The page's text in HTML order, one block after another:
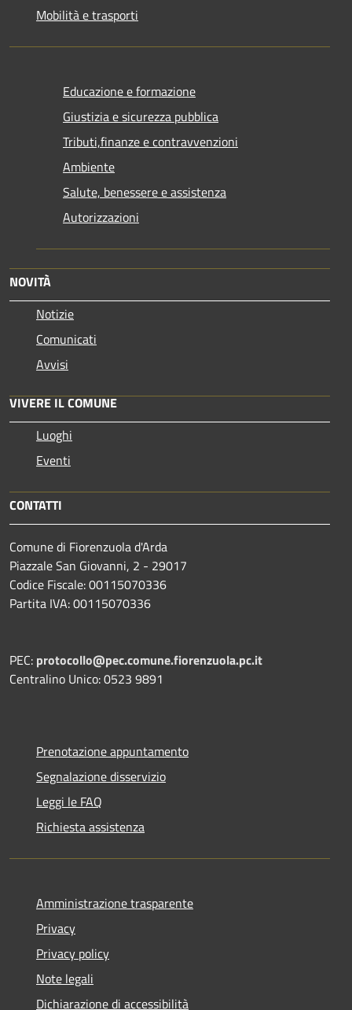
Mobilità e trasporti
Educazione e formazione
Giustizia e sicurezza pubblica
Tributi,finanze e contravvenzioni
Ambiente
Salute, benessere e assistenza
Autorizzazioni
NOVITÀ
Notizie
Comunicati
Avvisi
VIVERE IL COMUNE
Luoghi
Eventi
CONTATTI
Comune di Fiorenzuola d'Arda
Piazzale San Giovanni, 2 - 29017
Codice Fiscale: 00115070336
Partita IVA: 00115070336
PEC: protocollo@pec.comune.fiorenzuola.pc.it
Centralino Unico: 0523 9891
Prenotazione appuntamento
Segnalazione disservizio
Leggi le FAQ
Richiesta assistenza
Amministrazione trasparente
Privacy
Privacy policy
Note legali
Dichiarazione di accessibilità